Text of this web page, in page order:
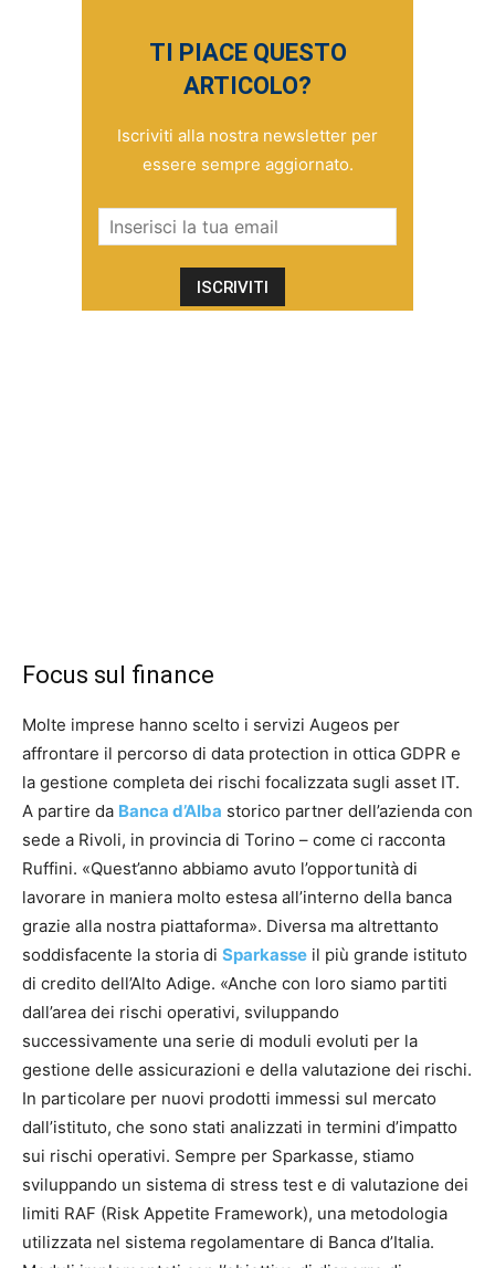
TI PIACE QUESTO
ARTICOLO?
Iscriviti alla nostra newsletter per
essere sempre aggiornato.
Focus sul finance
Molte imprese hanno scelto i servizi Augeos per
affrontare il percorso di data protection in ottica GDPR e
la gestione completa dei rischi focalizzata sugli asset IT.
A partire da Banca d’Alba storico partner dell’azienda con
sede a Rivoli, in provincia di Torino – come ci racconta
Ruffini. «Quest’anno abbiamo avuto l’opportunità di
lavorare in maniera molto estesa all’interno della banca
grazie alla nostra piattaforma». Diversa ma altrettanto
soddisfacente la storia di Sparkasse il più grande istituto
di credito dell’Alto Adige. «Anche con loro siamo partiti
dall’area dei rischi operativi, sviluppando
successivamente una serie di moduli evoluti per la
gestione delle assicurazioni e della valutazione dei rischi.
In particolare per nuovi prodotti immessi sul mercato
dall’istituto, che sono stati analizzati in termini d’impatto
sui rischi operativi. Sempre per Sparkasse, stiamo
sviluppando un sistema di stress test e di valutazione dei
limiti RAF (Risk Appetite Framework), una metodologia
utilizzata nel sistema regolamentare di Banca d’Italia.